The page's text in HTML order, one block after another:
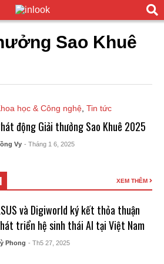
Sao Khuê
học & Công nghệ, Tin tức
động Giải thưởng Sao Khuê 2025
Vy - Tháng 1 6, 2025
XEM THÊM
và Digiworld ký kết thỏa thuận
triển hệ sinh thái AI tại Việt Nam
Phong - Th5 27, 2025